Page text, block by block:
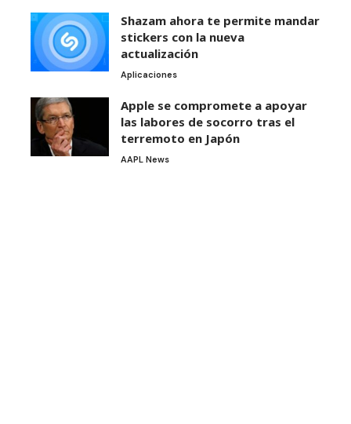
Shazam ahora te permite mandar
stickers con la nueva
actualización
Aplicaciones
Apple se compromete a apoyar
las labores de socorro tras el
terremoto en Japón
AAPL News